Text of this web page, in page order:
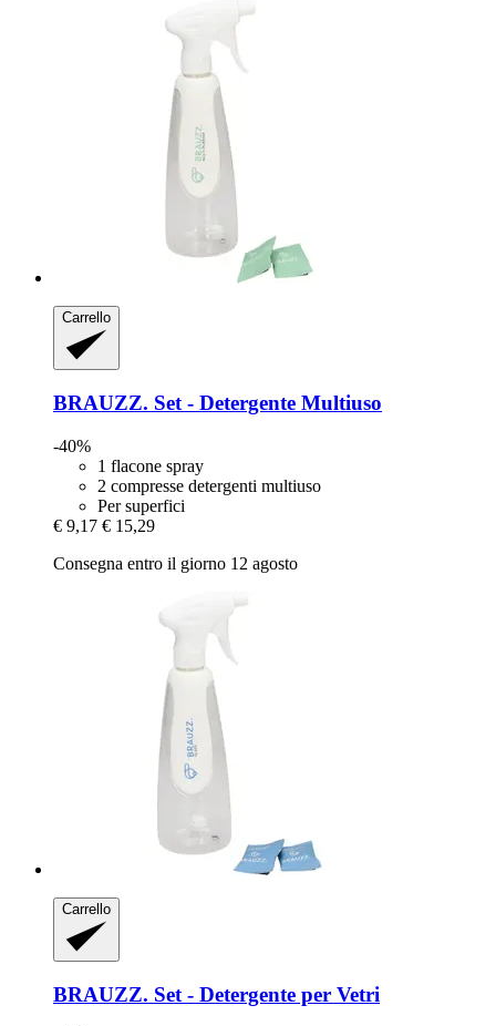
Carrello
BRAUZZ. Set -​ Detergente Multiuso
-40%
1 flacone spray
2 compresse detergenti multiuso
Per superfici
€ 9,17 € 15,29
Consegna entro il giorno 12 agosto
Carrello
BRAUZZ. Set -​ Detergente per Vetri